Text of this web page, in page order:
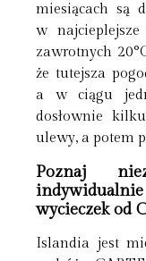
miesiącach są
w
zawrotnych
że tutejsza
a w ciągu
dosłownie
ulewy, a potem
Poznaj
wycieczek od
Islandia jest